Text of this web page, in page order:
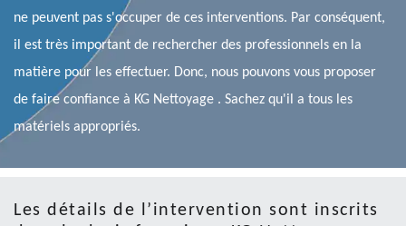
ne peuvent pas s'occuper de ces interventions. Par conséquent,
il est très important de rechercher des professionnels en la
matière pour les effectuer. Donc, nous pouvons vous proposer
de faire confiance à KG Nettoyage . Sachez qu'il a tous les
matériels appropriés.
Les détails de l’intervention sont inscrits